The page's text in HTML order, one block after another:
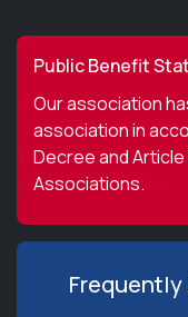
Public Benefit
Our association
association in
Decree and Article
Associations.